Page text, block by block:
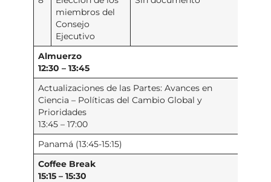
miembros del
Consejo
Ejecutivo
Almuerzo
12:30 – 13:45
Actualizaciones de las Partes: Avances en
Ciencia – Políticas del Cambio Global y
Prioridades
13:45 – 17:00
Panamá (13:45-15:15)
Coffee Break
15:15 – 15:30